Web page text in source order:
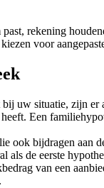
rekening
voor
uw situatie, zijn
Een
ook bijdragen
als de eerste
van een